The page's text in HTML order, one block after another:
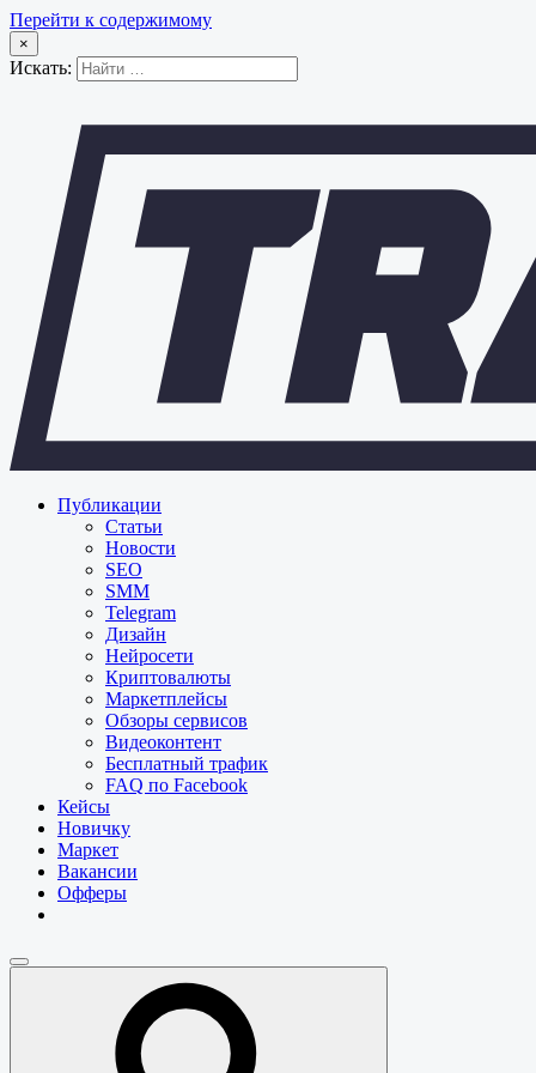
Перейти к содержимому
×
Искать:
Публикации
Статьи
Новости
SEO
SMM
Telegram
Дизайн
Нейросети
Криптовалюты
Маркетплейсы
Обзоры сервисов
Видеоконтент
Бесплатный трафик
FAQ по Facebook
Кейсы
Новичку
Маркет
Вакансии
Офферы